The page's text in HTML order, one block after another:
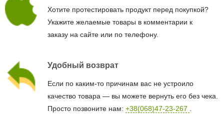
Хотите протестировать продукт перед покупкой?
Укажите желаемые товары в комментарии к
заказу на сайте или по телефону.
Удобный возврат
Если по каким-то причинам вас не устроило
качество товара — вы можете вернуть его без чека.
Просто позвоните нам: +38(068)47-23-267